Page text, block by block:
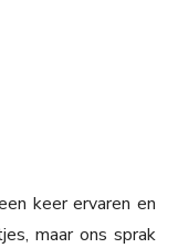
keer ervaren en
maar ons sprak